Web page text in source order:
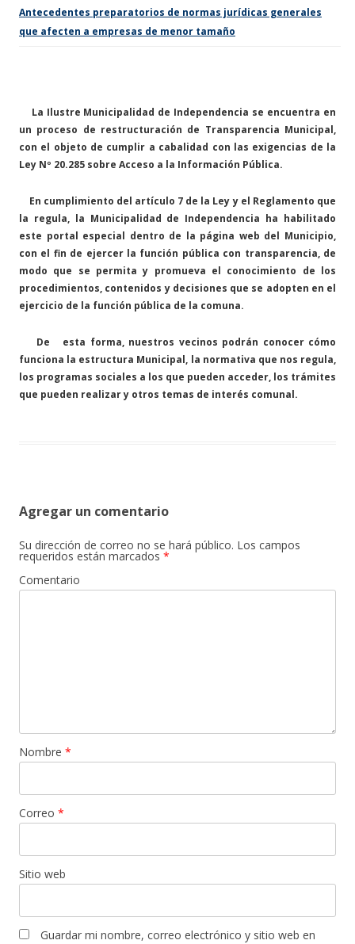
Antecedentes preparatorios de normas jurídicas generales
que afecten a empresas de menor tamaño
La Ilustre Municipalidad de Independencia se encuentra en
un proceso de restructuración de Transparencia Municipal,
con el objeto de cumplir a cabalidad con las exigencias de la
Ley Nº 20.285 sobre Acceso a la Información Pública.
En cumplimiento del artículo 7 de la Ley y el Reglamento que
la regula, la Municipalidad de Independencia ha habilitado
este portal especial dentro de la página web del Municipio,
con el fin de ejercer la función pública con transparencia, de
modo que se permita y promueva el conocimiento de los
procedimientos, contenidos y decisiones que se adopten en el
ejercicio de la función pública de la comuna.
De esta forma, nuestros vecinos podrán conocer cómo
funciona la estructura Municipal, la normativa que nos regula,
los programas sociales a los que pueden acceder, los trámites
que pueden realizar y otros temas de interés comunal.
Agregar un comentario
Su dirección de correo no se hará público. Los campos
requeridos están marcados *
Comentario
Nombre *
Correo *
Sitio web
Guardar mi nombre, correo electrónico y sitio web en